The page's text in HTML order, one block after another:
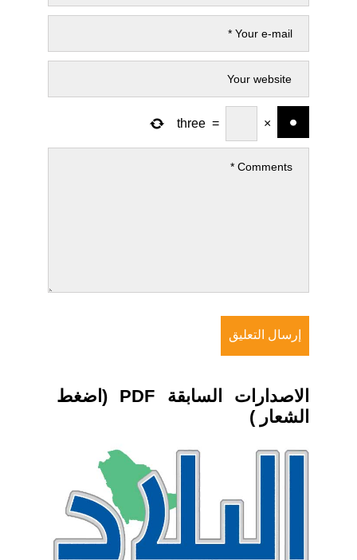
×
=
three
الاصدارات السابقة PDF (اضغط
الشعار )